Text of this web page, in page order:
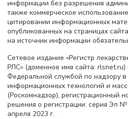
информации без разрешения
также коммерческое
цитировании информационных
опубликованных на страницах
на источник информации
Сетевое издание «Регистр
РЛС» (доменное имя сайта: rlsnet.ru)
Федеральной службой по надзору в
информационных технологий и
(Роскомнадзор), регистрационный
решения о регистрации: серия Эл
апреля 2023 г.